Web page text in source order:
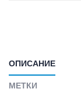
ОПИСАНИЕ
МЕТКИ